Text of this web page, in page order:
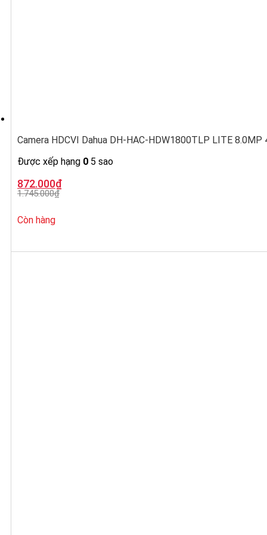
Camera HDCVI Dahua DH-HAC-HDW1800TLP LITE 8.0MP
Được xếp hạng 0 5 sao
1.745.000₫
Giá
gốc
là:
872.000₫
Giá
hiện
tại
872.000₫.
Còn hàng